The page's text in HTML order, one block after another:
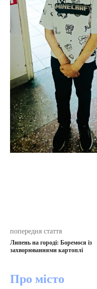
попередня стаття
Липень на городі: Боремося із
захворюваннями картоплі
Про місто